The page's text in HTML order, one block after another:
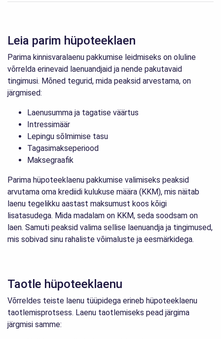
Leia parim hüpoteeklaen
Parima kinnisvaralaenu pakkumise leidmiseks on oluline
võrrelda erinevaid laenuandjaid ja nende pakutavaid
tingimusi. Mõned tegurid, mida peaksid arvestama, on
järgmised:
Laenusumma ja tagatise väärtus
Intressimäär
Lepingu sõlmimise tasu
Tagasimakseperiood
Maksegraafik
Parima hüpoteeklaenu pakkumise valimiseks peaksid
arvutama oma krediidi kulukuse määra (KKM), mis näitab
laenu tegelikku aastast maksumust koos kõigi
lisatasudega. Mida madalam on KKM, seda soodsam on
laen. Samuti peaksid valima sellise laenuandja ja tingimused,
mis sobivad sinu rahaliste võimaluste ja eesmärkidega.
Taotle hüpoteeklaenu
Võrreldes teiste laenu tüüpidega erineb hüpoteeklaenu
taotlemisprotsess. Laenu taotlemiseks pead järgima
järgmisi samme: